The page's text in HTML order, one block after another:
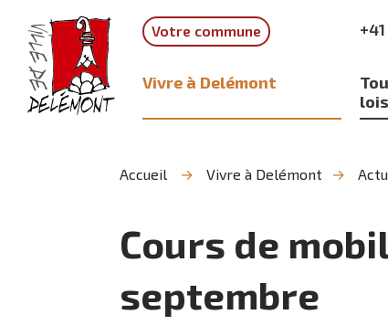
recherche
contenu
navigation
Votre commune
Vivre à Delémont
Accueil Vivre à Delémont
Cours de
septembre